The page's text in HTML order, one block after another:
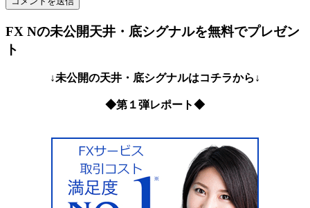
FX Nの未公開天井・底シグナルを無料でプレゼン
ト
↓未公開の天井・底シグナルはコチラから↓
◆第１弾レポート◆